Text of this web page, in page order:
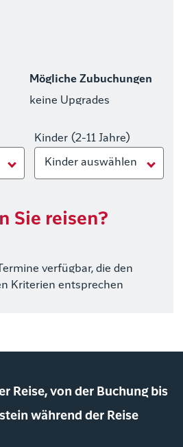
Mögliche Zubuchungen
keine Upgrades
Kinder (2-11 Jahre)
Kinder auswählen
Sie reisen?
verfügbar, die den
Kriterien entsprechen
Reise, von der Buchung bis
während der Reise